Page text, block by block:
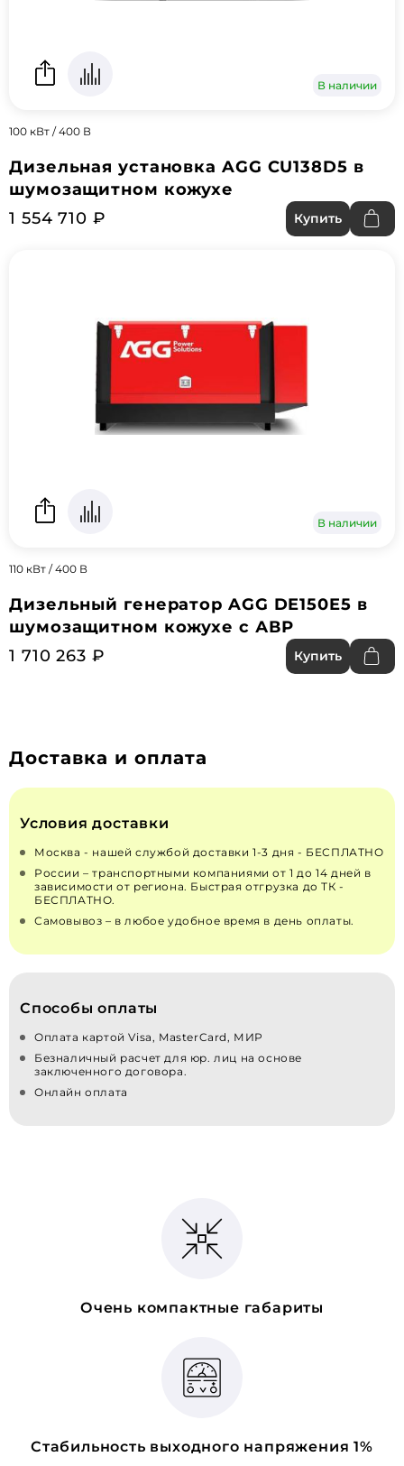
В наличии
100 кВт / 400 В
Дизельная установка AGG CU138D5 в
шумозащитном кожухе
1 554 710 ₽
Купить
В наличии
110 кВт / 400 В
Дизельный генератор AGG DE150E5 в
шумозащитном кожухе с АВР
1 710 263 ₽
Купить
Доставка и оплата
Условия доставки
Москва - нашей службой доставки 1-3 дня - БЕСПЛАТНО
России – транспортными компаниями от 1 до 14 дней в
зависимости от региона. Быстрая отгрузка до ТК -
БЕСПЛАТНО.
Самовывоз – в любое удобное время в день оплаты.
Способы оплаты
Оплата картой Visa, MasterCard, МИР
Безналичный расчет для юр. лиц на основе
заключенного договора.
Онлайн оплата
Очень компактные габариты
Стабильность выходного напряжения 1%